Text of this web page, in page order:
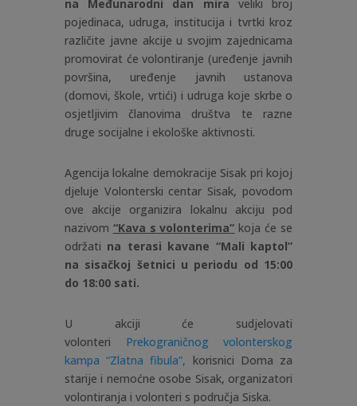
na
Međunarodni dan mira
veliki broj
pojedinaca, udruga, institucija i tvrtki kroz
različite javne akcije u svojim zajednicama
promovirat će volontiranje (uređenje javnih
površina, uređenje javnih ustanova
(domovi, škole, vrtići) i udruga koje skrbe o
osjetljivim članovima društva te razne
druge socijalne i ekološke aktivnosti.
Agencija lokalne demokracije Sisak pri kojoj
djeluje Volonterski centar Sisak, povodom
ove akcije organizira lokalnu akciju pod
nazivom “Kava s volonterima” koja će se
održati na terasi kavane “Mali kaptol”
na sisačkoj šetnici u periodu od 15:00
do 18:00 sati.
U akciji će sudjelovati
volonteri Prekograničnog volonterskog
kampa “Zlatna fibula”, korisnici Doma za
starije i nemoćne osobe Sisak, organizatori
volontiranja i volonteri s područja Siska.